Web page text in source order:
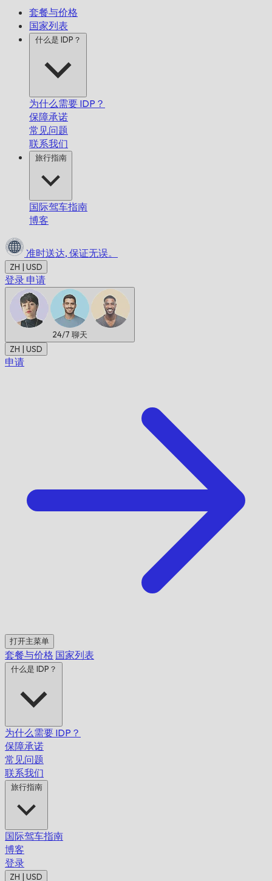
套餐与价格
国家列表
什么是 IDP？
为什么需要 IDP？
保障承诺
常见问题
联系我们
旅行指南
国际驾车指南
博客
准时送达, 保证无误。
ZH | USD
登录 申请
24/7 聊天
ZH | USD
申请
打开主菜单
套餐与价格 国家列表
什么是 IDP？
为什么需要 IDP？
保障承诺
常见问题
联系我们
旅行指南
国际驾车指南
博客
登录
ZH | USD